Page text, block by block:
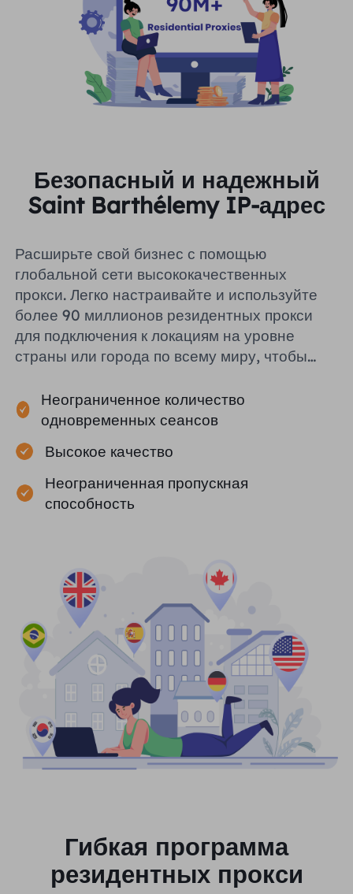
Безопасный и надежный
Saint Barthélemy IP-адрес
Расширьте свой бизнес с помощью
глобальной сети высококачественных
прокси. Легко настраивайте и используйте
более 90 миллионов резидентных прокси
для подключения к локациям на уровне
страны или города по всему миру, чтобы
публичные данные.
Неограниченное количество
одновременных сеансов
Высокое качество
Неограниченная пропускная
способность
Гибкая программа
резидентных прокси